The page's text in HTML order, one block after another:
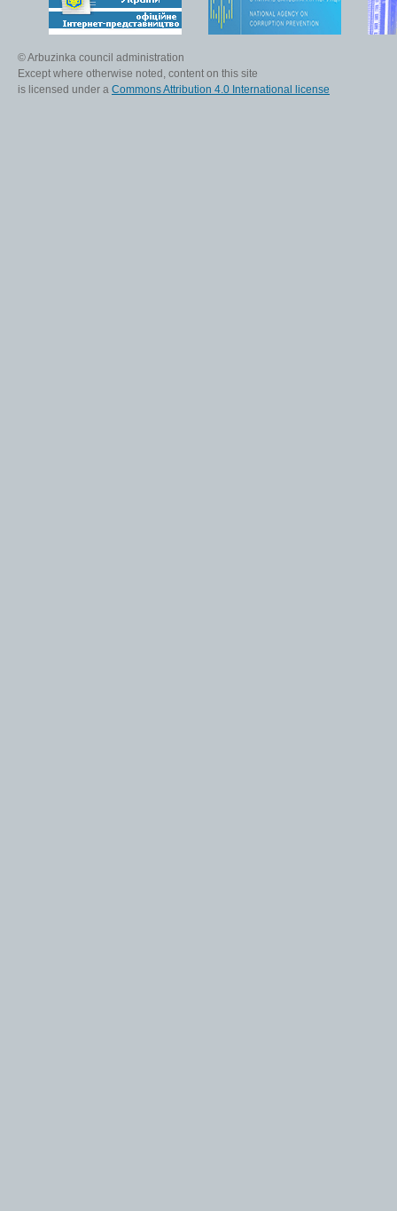
© Arbuzinka council administration
Except where otherwise noted, content on this site
is licensed under a Commons Attribution 4.0 International license